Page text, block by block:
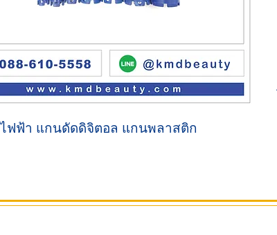
ฟฟ้า แกนดัดดิจิตอล แกนพลาสติก